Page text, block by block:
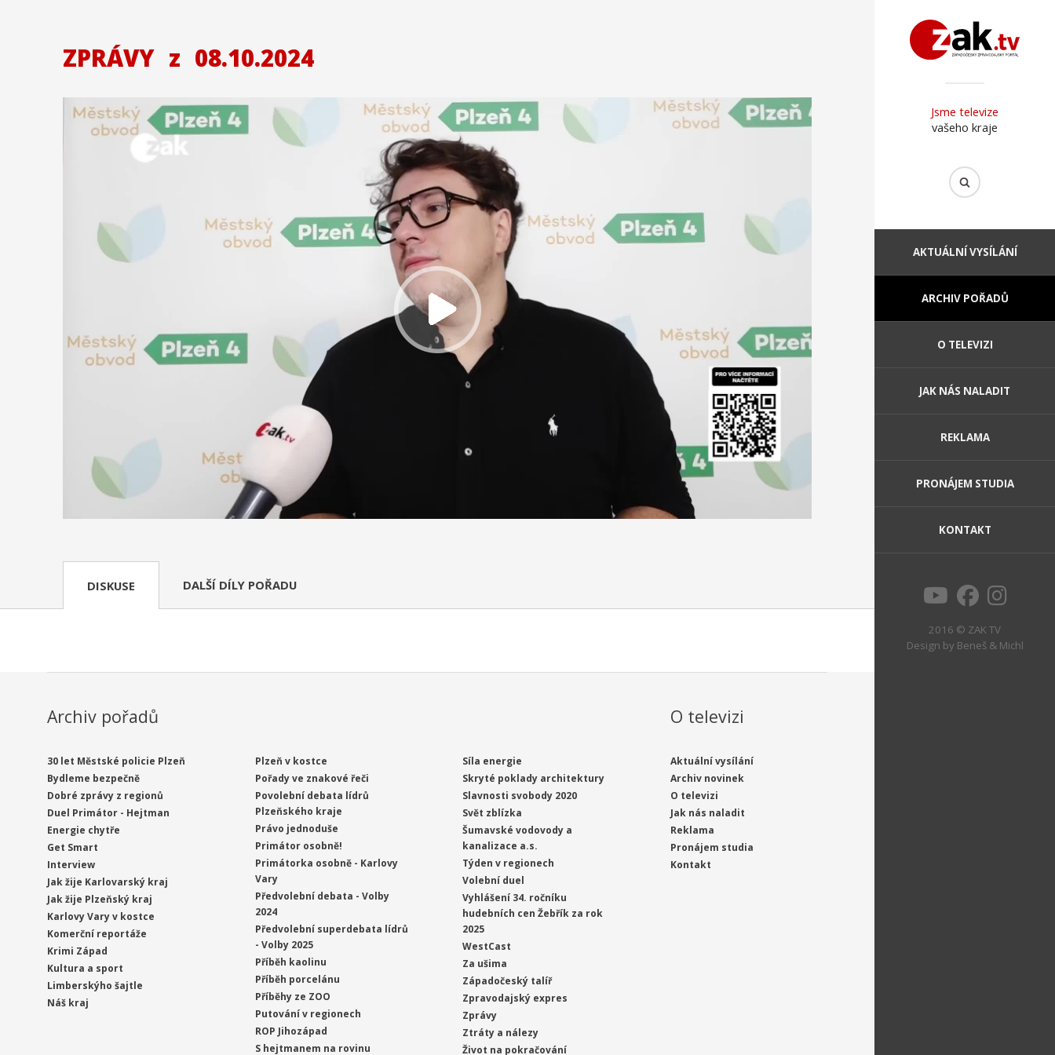
Jsme televize
vašeho kraje
AKTUÁLNÍ VYSÍLÁNÍ
ARCHIV POŘADŮ
O TELEVIZI
JAK NÁS NALADIT
REKLAMA
PRONÁJEM STUDIA
KONTAKT
2016 © ZAK TV
Design by Beneš & Michl
ZPRÁVY z 08.10.2024
DISKUSE DALŠÍ DÍLY POŘADU
Archiv pořadů
30 let Městské policie Plzeň
Bydleme bezpečně
Dobré zprávy z regionů
Duel Primátor - Hejtman
Energie chytře
Get Smart
Interview
Jak žije Karlovarský kraj
Jak žije Plzeňský kraj
Karlovy Vary v kostce
Komerční reportáže
Krimi Západ
Kultura a sport
Limberskýho šajtle
Náš kraj
Plzeň v kostce
Pořady ve znakové řeči
Povolební debata lídrů
Plzeňského kraje
Právo jednoduše
Primátor osobně!
Primátorka osobně - Karlovy
Vary
Předvolební debata - Volby
2024
Předvolební superdebata lídrů
- Volby 2025
Příběh kaolinu
Příběh porcelánu
Příběhy ze ZOO
Putování v regionech
ROP Jihozápad
S hejtmanem na rovinu
Síla energie
Skryté poklady architektury
Slavnosti svobody 2020
Svět zblízka
Šumavské vodovody a
kanalizace a.s.
Týden v regionech
Volební duel
Vyhlášení 34. ročníku
hudebních cen Žebřík za rok
2025
WestCast
Za ušima
Západočeský talíř
Zpravodajský expres
Zprávy
Ztráty a nálezy
Život na pokračování
O televizi
Aktuální vysílání
Archiv novinek
O televizi
Jak nás naladit
Reklama
Pronájem studia
Kontakt